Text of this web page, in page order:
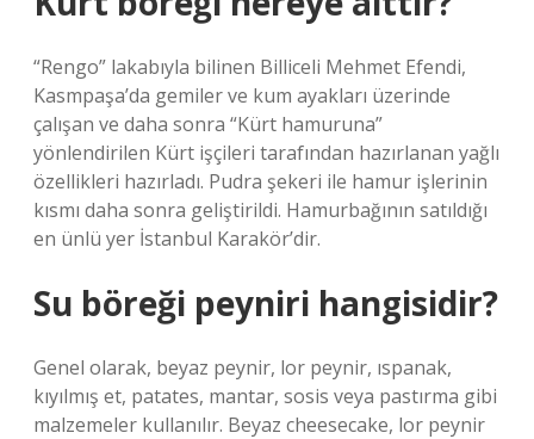
“Rengo” lakabıyla bilinen Billiceli Mehmet Efendi,
Kasmpaşa’da gemiler ve kum ayakları üzerinde
çalışan ve daha sonra “Kürt hamuruna”
yönlendirilen Kürt işçileri tarafından hazırlanan yağlı
özellikleri hazırladı. Pudra şekeri ile hamur işlerinin
kısmı daha sonra geliştirildi. Hamurbağının satıldığı
en ünlü yer İstanbul Karakör’dir.
Su böreği peyniri hangisidir?
Genel olarak, beyaz peynir, lor peynir, ıspanak,
kıyılmış et, patates, mantar, sosis veya pastırma gibi
malzemeler kullanılır. Beyaz cheesecake, lor peynir